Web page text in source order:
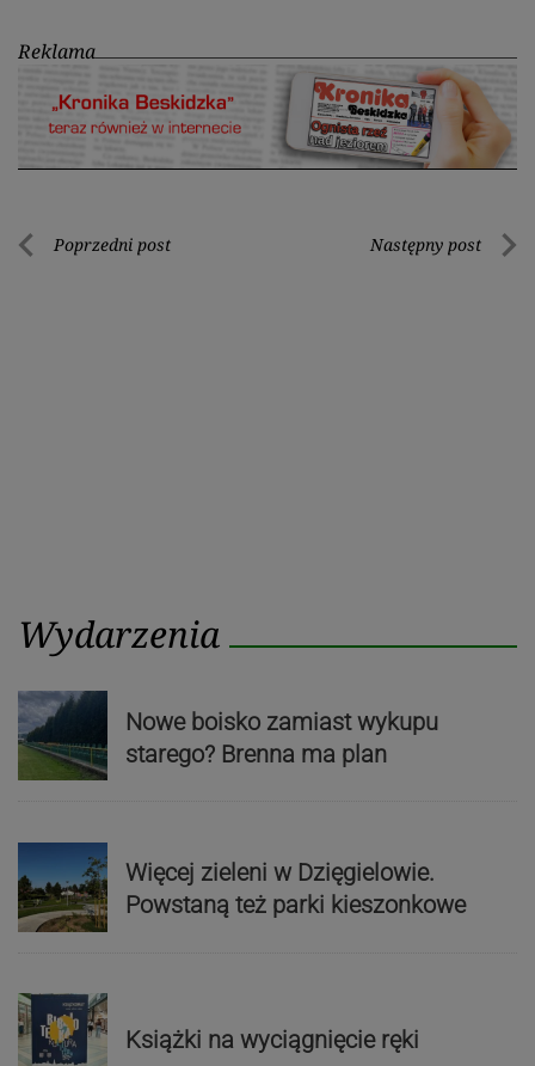
Reklama
Nawigacja
Poprzedni post Następny post
Wydarzenia
Nowe boisko zamiast wykupu
starego? Brenna ma plan
Więcej zieleni w Dzięgielowie.
Powstaną też parki kieszonkowe
Książki na wyciągnięcie ręki